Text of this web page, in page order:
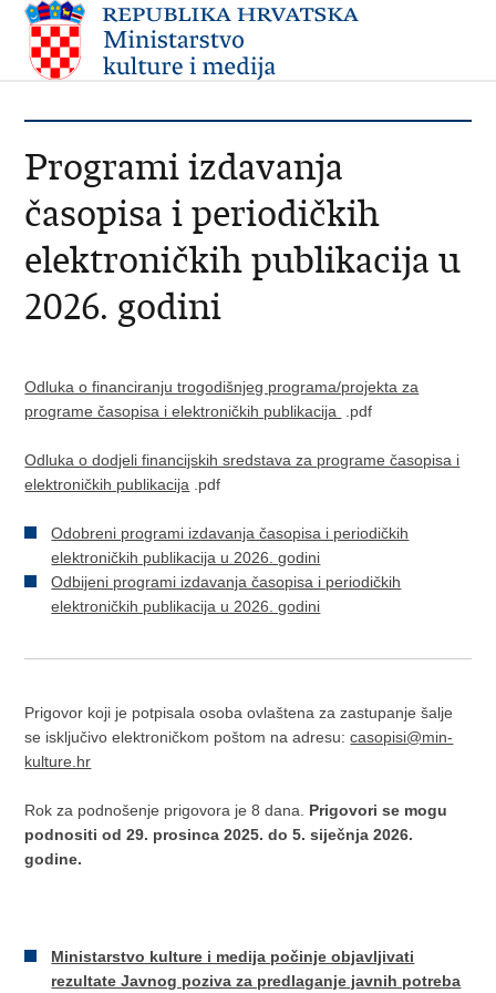
Programi izdavanja
časopisa i periodičkih
elektroničkih publikacija u
2026. godini
Odluka o financiranju trogodišnjeg programa/projekta za
programe časopisa i elektroničkih publikacija
.pdf
Odluka o dodjeli financijskih sredstava za programe časopisa i
elektroničkih publikacija .pdf
Odobreni programi izdavanja časopisa i periodičkih
elektroničkih publikacija u 2026. godini
Odbijeni programi izdavanja časopisa i periodičkih
elektroničkih publikacija u 2026. godini
Prigovor koji je potpisala osoba ovlaštena za zastupanje šalje
se isključivo elektroničkom poštom na adresu:casopisi@min-
kulture.hr
Rok za podnošenje prigovora je 8 dana. Prigovori se mogu
podnositi od 29. prosinca 2025. do 5. siječnja 2026.
godine.
Ministarstvo kulture i medija počinje objavljivati
rezultate Javnog poziva za predlaganje javnih potreba